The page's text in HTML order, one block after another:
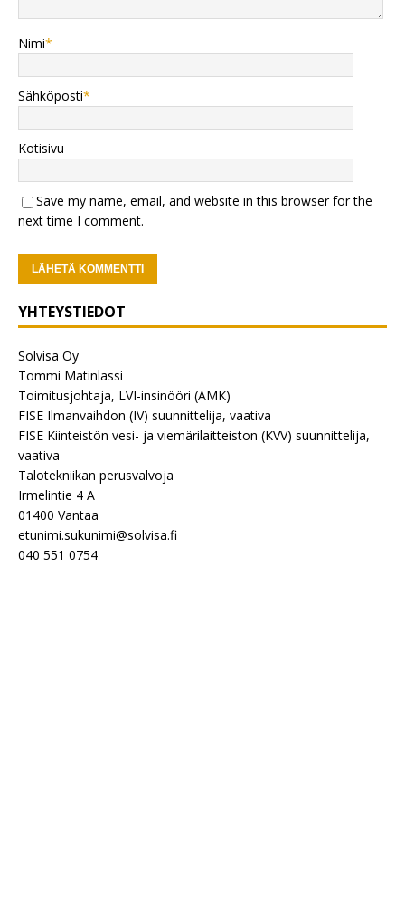
Nimi*
Sähköposti*
Kotisivu
Save my name, email, and website in this browser for the
next time I comment.
YHTEYSTIEDOT
Solvisa Oy
Tommi Matinlassi
Toimitusjohtaja, LVI-insinööri (AMK)
FISE Ilmanvaihdon (IV) suunnittelija, vaativa
FISE Kiinteistön vesi- ja viemärilaitteiston (KVV) suunnittelija,
vaativa
Talotekniikan perusvalvoja
Irmelintie 4 A
01400 Vantaa
etunimi.sukunimi@solvisa.fi
040 551 0754